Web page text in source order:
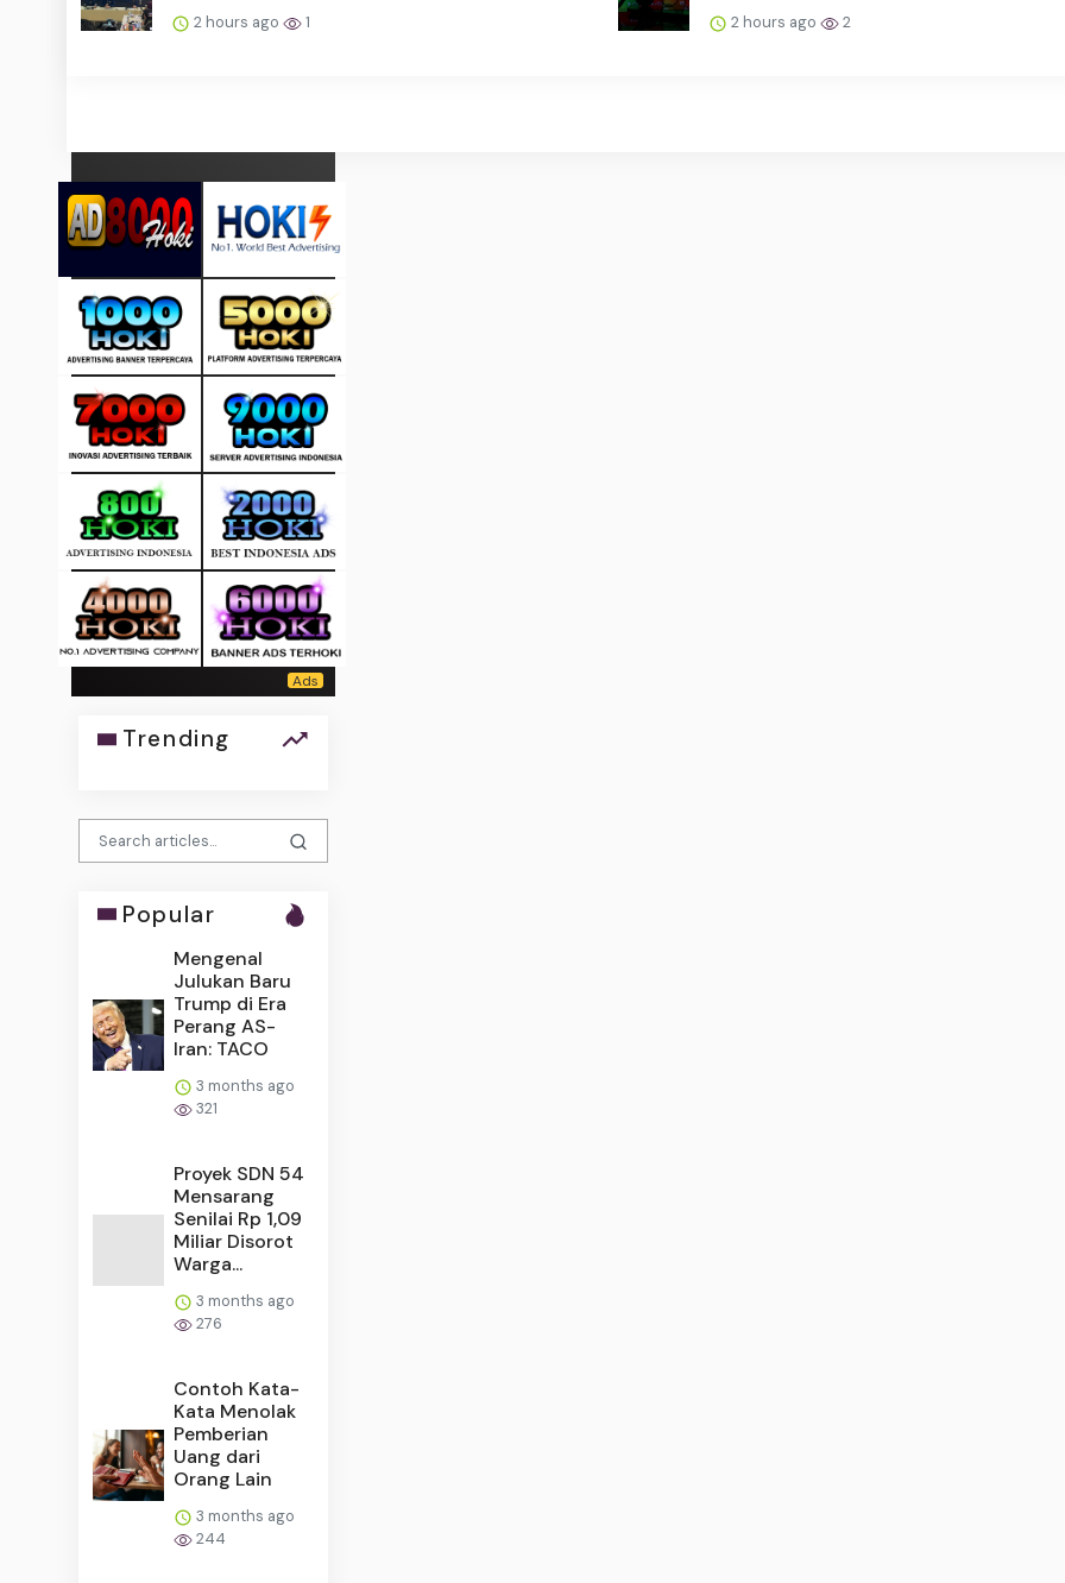
2 hours ago 1 2 hours ago 2
Trending
Popular
Mengenal
Julukan Baru
Trump di Era
Perang AS-
Iran: TACO
3 months ago
321
Proyek SDN 54
Mensarang
Senilai Rp 1,09
Miliar Disorot
Warga...
3 months ago
276
Contoh Kata-
Kata Menolak
Pemberian
Uang dari
Orang Lain
3 months ago
244